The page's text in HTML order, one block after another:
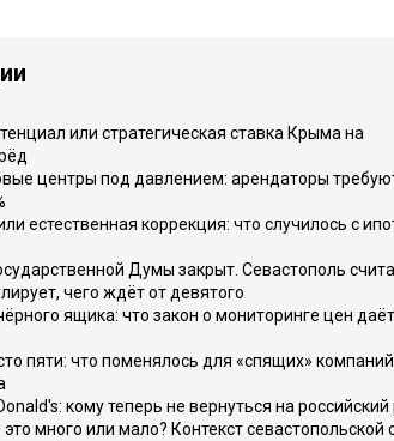
или стратегическая ставка Крыма на
центры под давлением: арендаторы
естественная коррекция: что случилось с
Думы закрыт. Севастополь
чего ждёт от девятого
ящика: что закон о мониторинге цен даёт
пяти: что поменялось для «спящих» компаний
кому теперь не вернуться на
много или мало? Контекст севастопольской